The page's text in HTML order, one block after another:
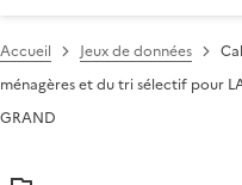
Accueil Jeux de données
ménagères et du tri sélectif pour
GRAND